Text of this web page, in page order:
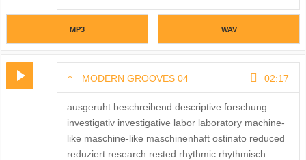
MP3 WAV
MODERN GROOVES 04 02:17
ausgeruht beschreibend descriptive forschung
investigativ investigative labor laboratory machine-
like maschine-like maschinenhaft ostinato reduced
reduziert research rested rhythmic rhythmisch